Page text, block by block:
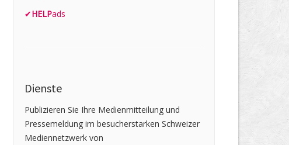
✔HELPads
Dienste
Publizieren Sie Ihre Medienmitteilung und
Pressemeldung im besucherstarken Schweizer
Mediennetzwerk von